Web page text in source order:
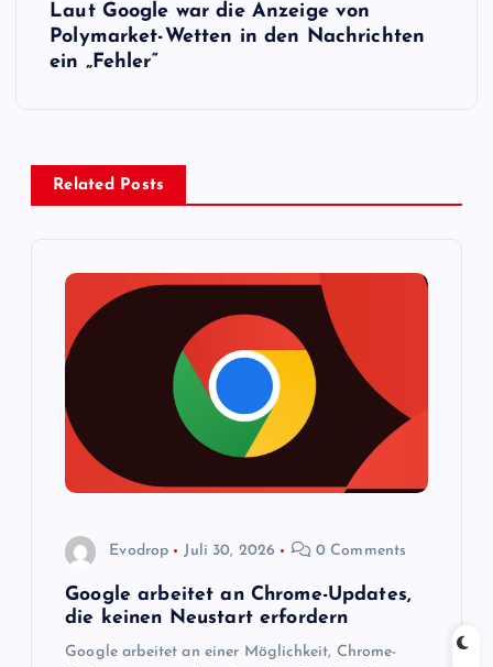
g
Laut Google war die Anzeige von
Polymarket-Wetten in den Nachrichten
ein „Fehler“
Related Posts
Evodrop Juli 30, 2026 0 Comments
Google arbeitet an Chrome-Updates,
die keinen Neustart erfordern
Google arbeitet an einer Möglichkeit, Chrome-